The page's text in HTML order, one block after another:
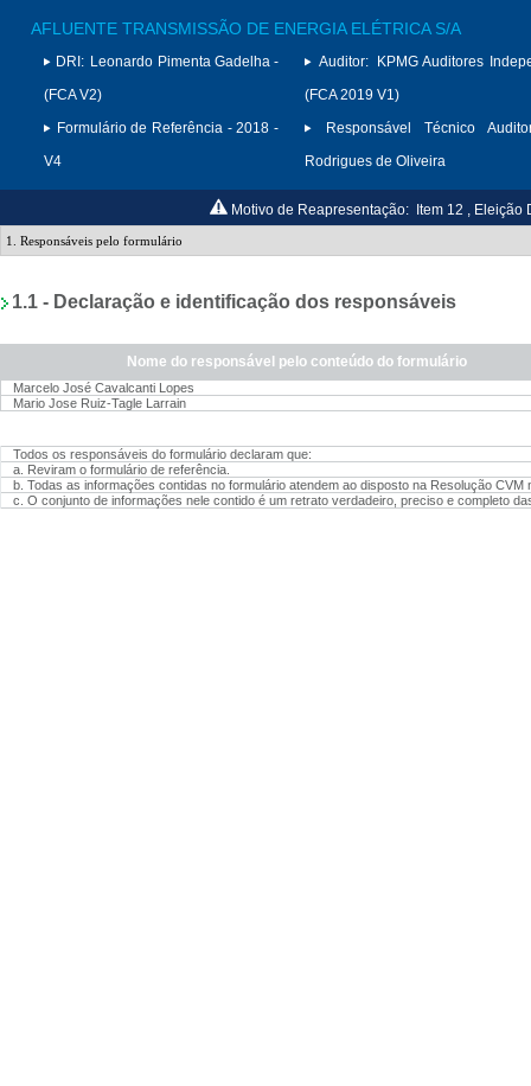
AFLUENTE TRANSMISSÃO DE ENERGIA ELÉTRICA S/A
DRI: Leonardo Pimenta Gadelha -
(FCA V2)
Formulário de Referência - 2018 -
V4
Auditor:
KPMG Auditores
(FCA 2019 V1)
Responsável Técnico
Rodrigues de Oliveira
Motivo de Reapresentação: Item 12 , Eleição